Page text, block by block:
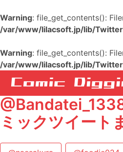
Warning: file_get_contents():
/var/www/lilacsoft.jp/lib/
Warning: file_get_contents():
/var/www/lilacsoft.jp/lib/
ミックツイート